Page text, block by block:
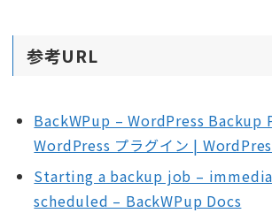
参考URL
BackWPup – WordPress Backup
WordPress プラグイン |
Starting a backup job –
scheduled – BackWPup Docs